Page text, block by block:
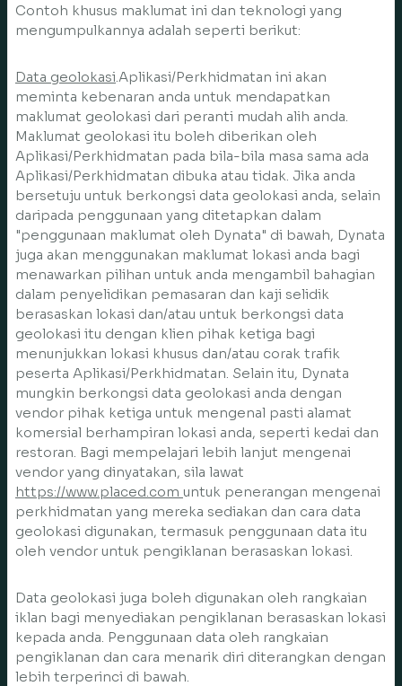
Contoh khusus maklumat ini dan teknologi yang
mengumpulkannya adalah seperti berikut:
Data geolokasi.Aplikasi/Perkhidmatan ini akan
meminta kebenaran anda untuk mendapatkan
maklumat geolokasi dari peranti mudah alih anda.
Maklumat geolokasi itu boleh diberikan oleh
Aplikasi/Perkhidmatan pada bila-bila masa sama ada
Aplikasi/Perkhidmatan dibuka atau tidak. Jika anda
bersetuju untuk berkongsi data geolokasi anda, selain
daripada penggunaan yang ditetapkan dalam
"penggunaan maklumat oleh Dynata" di bawah, Dynata
juga akan menggunakan maklumat lokasi anda bagi
menawarkan pilihan untuk anda mengambil bahagian
dalam penyelidikan pemasaran dan kaji selidik
berasaskan lokasi dan/atau untuk berkongsi data
geolokasi itu dengan klien pihak ketiga bagi
menunjukkan lokasi khusus dan/atau corak trafik
peserta Aplikasi/Perkhidmatan. Selain itu, Dynata
mungkin berkongsi data geolokasi anda dengan
vendor pihak ketiga untuk mengenal pasti alamat
komersial berhampiran lokasi anda, seperti kedai dan
restoran. Bagi mempelajari lebih lanjut mengenai
vendor yang dinyatakan, sila lawat
https://www.placed.com untuk penerangan mengenai
perkhidmatan yang mereka sediakan dan cara data
geolokasi digunakan, termasuk penggunaan data itu
oleh vendor untuk pengiklanan berasaskan lokasi.
Data geolokasi juga boleh digunakan oleh rangkaian
iklan bagi menyediakan pengiklanan berasaskan lokasi
kepada anda. Penggunaan data oleh rangkaian
pengiklanan dan cara menarik diri diterangkan dengan
lebih terperinci di bawah.